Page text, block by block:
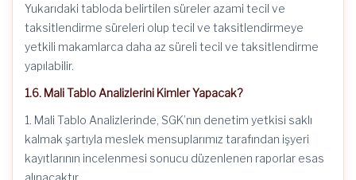
Yukarıdaki tabloda belirtilen süreler azami tecil ve
taksitlendirme süreleri olup tecil ve taksitlendirmeye
yetkili makamlarca daha az süreli tecil ve taksitlendirme
yapılabilir.
1.6. Mali Tablo Analizlerini Kimler Yapacak?
1. Mali Tablo Analizlerinde, SGK’nın denetim yetkisi saklı
kalmak şartıyla meslek mensuplarımız tarafından işyeri
kayıtlarının incelenmesi sonucu düzenlenen raporlar esas
alınacaktır.